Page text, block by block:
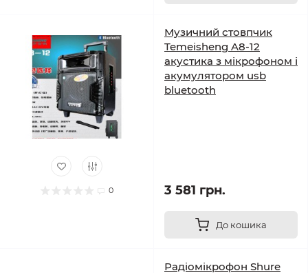
0
Музичний стовпчик
Temeisheng A8-12
акустика з мікрофоном і
акумулятором usb
bluetooth
3 581 грн.
До кошика
Радіомікрофон Shure